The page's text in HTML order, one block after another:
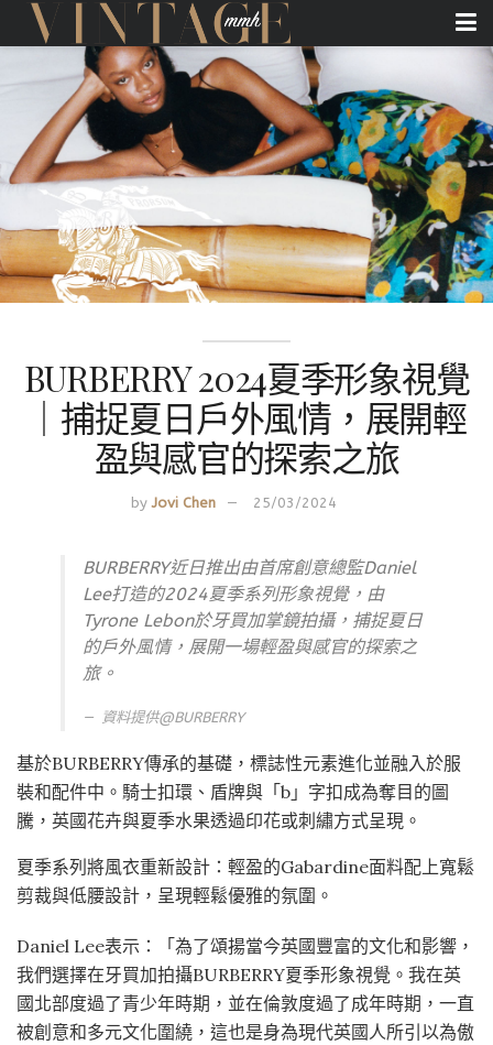
BURBERRY 2024夏季形象視覺
｜捕捉夏⽇⼾外風情，展開輕
盈與感官的探索之旅
by Jovi Chen 25/03/2024
BURBERRY近日推出由首席創意總監Daniel
Lee打造的2024夏季系列形象視覺，由
Tyrone Lebon於牙買加掌鏡拍攝，捕捉夏⽇
的⼾外風情，展開一場輕盈與感官的探索之
旅。
資料提供@BURBERRY
基於BURBERRY傳承的基礎，標誌性元素進化並融入於服
裝和配件中。騎士扣環、盾牌與「b」字扣成為奪目的圖
騰，英國花卉與夏季水果透過印花或刺繡方式呈現。
夏季系列將風衣重新設計：輕盈的Gabardine面料配上寬鬆
剪裁與低腰設計，呈現輕鬆優雅的氛圍。
Daniel Lee表⽰：「為了頌揚當今英國豐富的⽂化和影響，
我們選擇在牙買加拍攝BURBERRY夏季形象視覺。我在英
國北部度過了青少年時期，並在倫敦度過了成年時期，⼀直
被創意和多元⽂化圍繞，這也是⾝為現代英國⼈所引以為傲